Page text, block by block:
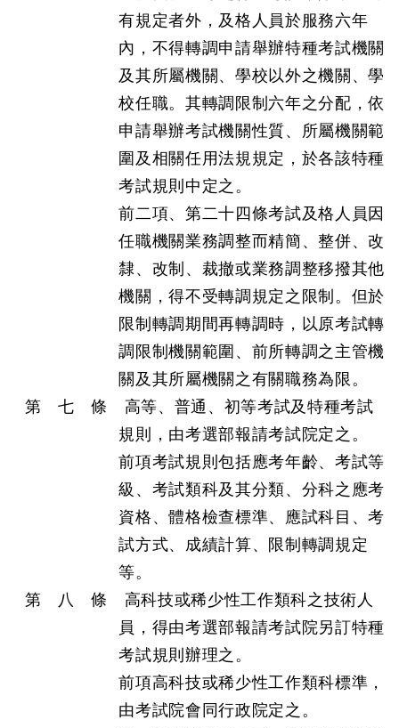
有規定者外，及格人員於服務六年
內，不得轉調申請舉辦特種考試機關
及其所屬機關、學校以外之機關、學
校任職。其轉調限制六年之分配，依
申請舉辦考試機關性質、所屬機關範
圍及相關任用法規規定，於各該特種
考試規則中定之。
前二項、第二十四條考試及格人員因
任職機關業務調整而精簡、整併、改
隸、改制、裁撤或業務調整移撥其他
機關，得不受轉調規定之限制。但於
限制轉調期間再轉調時，以原考試轉
調限制機關範圍、前所轉調之主管機
關及其所屬機關之有關職務為限。
第 七 條 高等、普通、初等考試及特種考試
規則，由考選部報請考試院定之。
前項考試規則包括應考年齡、考試等
級、考試類科及其分類、分科之應考
資格、體格檢查標準、應試科目、考
試方式、成績計算、限制轉調規定
等。
第 八 條 高科技或稀少性工作類科之技術人
員，得由考選部報請考試院另訂特種
考試規則辦理之。
前項高科技或稀少性工作類科標準，
由考試院會同行政院定之。